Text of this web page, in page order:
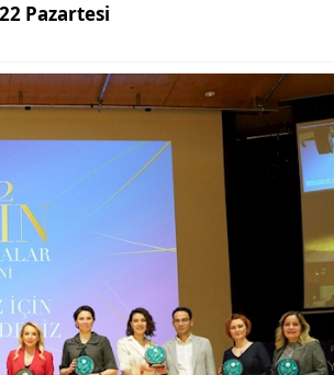
Pazartesi